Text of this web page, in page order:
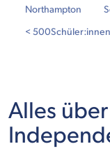
Northampton
< 500Schüler:innen
Alles